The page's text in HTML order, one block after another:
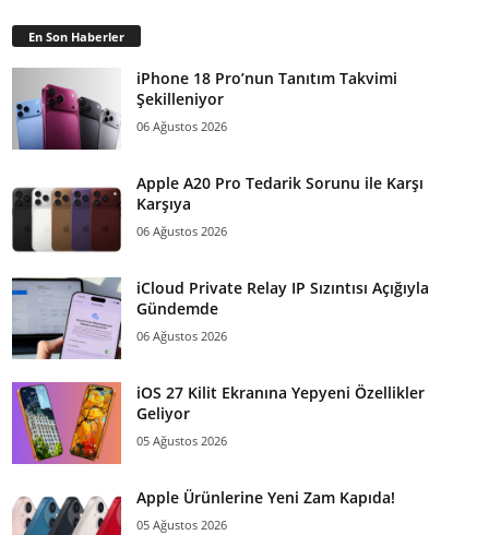
En Son Haberler
iPhone 18 Pro’nun Tanıtım Takvimi
Şekilleniyor
06 Ağustos 2026
Apple A20 Pro Tedarik Sorunu ile Karşı
Karşıya
06 Ağustos 2026
iCloud Private Relay IP Sızıntısı Açığıyla
Gündemde
06 Ağustos 2026
iOS 27 Kilit Ekranına Yepyeni Özellikler
Geliyor
05 Ağustos 2026
Apple Ürünlerine Yeni Zam Kapıda!
05 Ağustos 2026